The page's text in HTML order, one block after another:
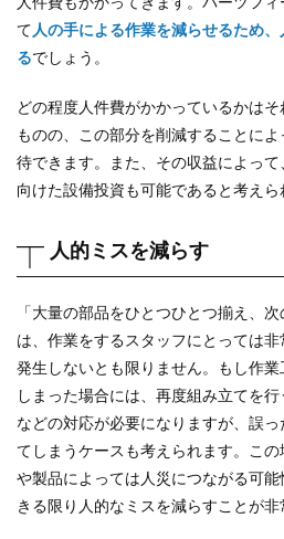
て 人の手による作業を減らせるため
るでしょう。
どの程度人件費がかかっているかは
ものの、この部分を削減することに
待できます。また、その収益によっ
向けた設備投資も可能であると考えら
人的ミスを減らす
「大量の部品をひとつひとつ揃え、
は、作業をするスタッフにとっては
発生しないとも限りません。もし作
しまった場合には、再度組み立てを
などの対応が必要になりますが、誤
てしまうケースも考えられます。こ
や製品によっては人災につながる可
きる限り人的なミスを減らすことが非